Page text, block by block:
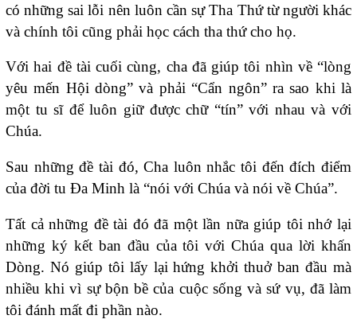
có những sai lỗi nên luôn cần sự Tha Thứ từ người khác
và chính tôi cũng phải học cách tha thứ cho họ.
Với hai đề tài cuối cùng, cha đã giúp tôi nhìn về “lòng
yêu mến Hội dòng” và phải “Cẩn ngôn” ra sao khi là
một tu sĩ để luôn giữ được chữ “tín” với nhau và với
Chúa.
Sau những đề tài đó, Cha luôn nhắc tôi đến đích điểm
của đời tu Đa Minh là “nói với Chúa và nói về Chúa”.
Tất cả những đề tài đó đã một lần nữa giúp tôi nhớ lại
những ký kết ban đầu của tôi với Chúa qua lời khấn
Dòng. Nó giúp tôi lấy lại hứng khởi thuở ban đầu mà
nhiều khi vì sự bộn bề của cuộc sống và sứ vụ, đã làm
tôi đánh mất đi phần nào.